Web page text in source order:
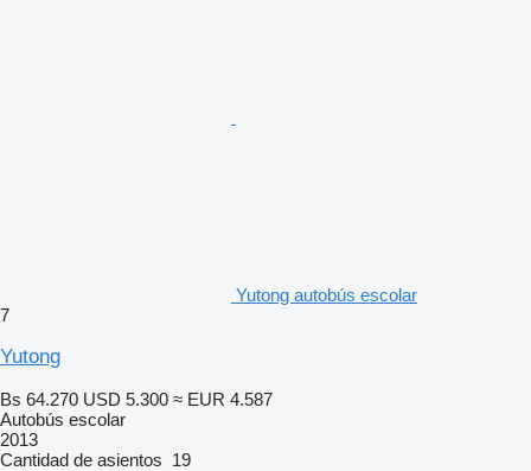
Yutong autobús escolar
7
Yutong
Bs 64.270 USD 5.300 ≈ EUR 4.587
Autobús escolar
2013
Cantidad de asientos 19